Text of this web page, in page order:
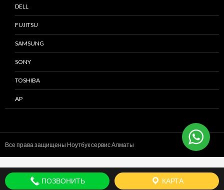
DELL
FUJITSU
SAMSUNG
SONY
TOSHIBA
AP
Все права защищены Ноутбук сервисАлматы
ПОЗВОНИТЬ КАРТА